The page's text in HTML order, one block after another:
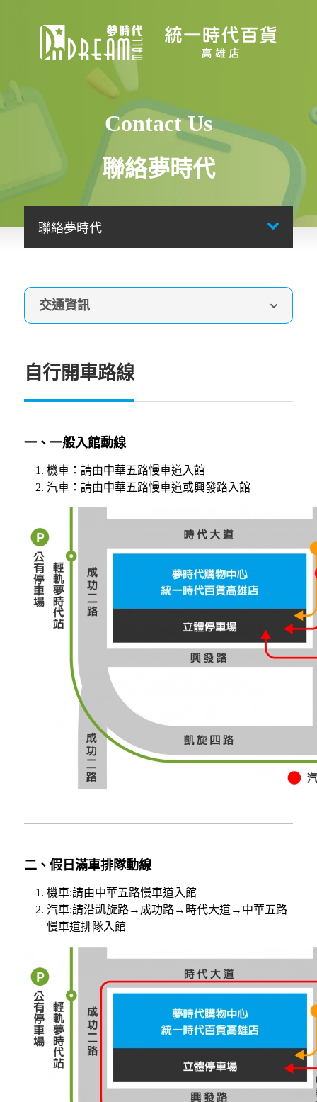
Contact Us
聯絡夢時代
聯絡夢時代
交通資訊
自行開車路線
一、一般入館動線
機車：請由中華五路慢車道入館
汽車：請由中華五路慢車道或興發路入館
二、假日滿車排隊動線
機車:請由中華五路慢車道入館
汽車:請沿凱旋路→成功路→時代大道→中華五路
慢車道排隊入館